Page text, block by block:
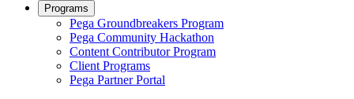
Programs
Pega Groundbreakers Program
Pega Community Hackathon
Content Contributor Program
Client Programs
Pega Partner Portal